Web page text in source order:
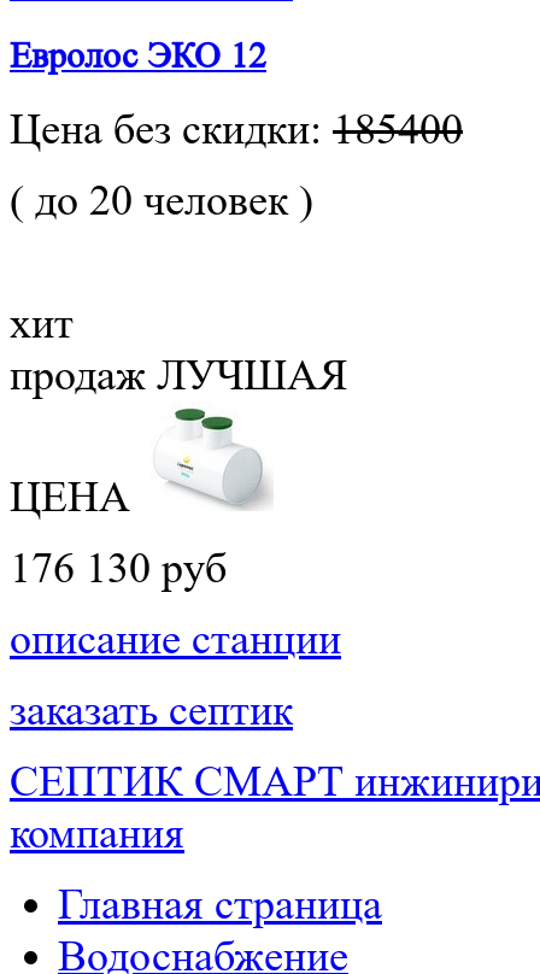
Евролос ЭКО 12
Цена без скидки: 185400
( до 20 человек )
хит
продаж ЛУЧШАЯ
ЦЕНА
176 130 руб
описание станции
заказать септик
СЕПТИК СМАРТ
компания
Главная страница
Водоснабжение